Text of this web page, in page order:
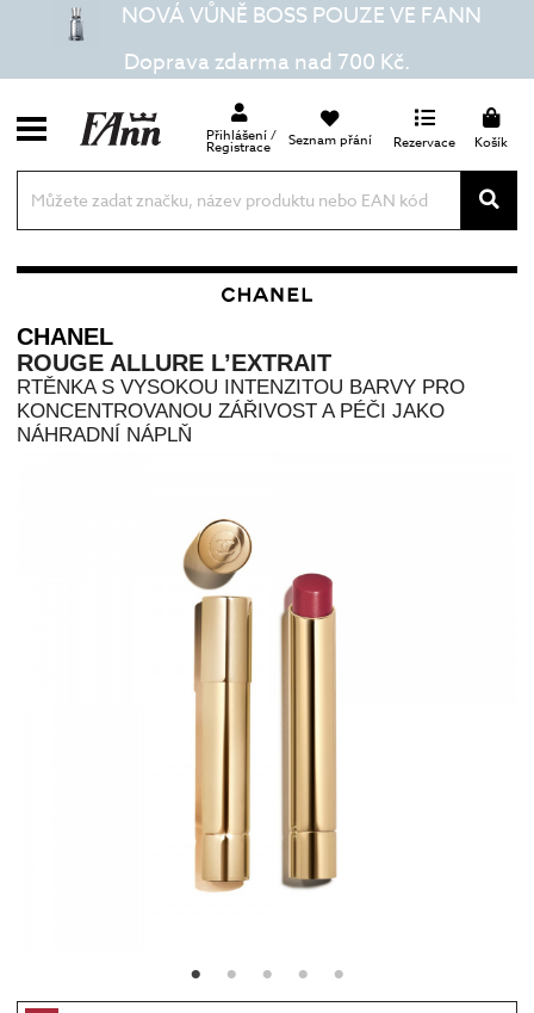
NOVÁ VŮNĚ BOSS POUZE VE FANN
Doprava zdarma nad 700 Kč.
Přihlášení /
Registrace Seznam přání Rezervace Košík
CHANEL
ROUGE ALLURE L’EXTRAIT
RTĚNKA S VYSOKOU INTENZITOU BARVY PRO
KONCENTROVANOU ZÁŘIVOST A PÉČI JAKO
NÁHRADNÍ NÁPLŇ